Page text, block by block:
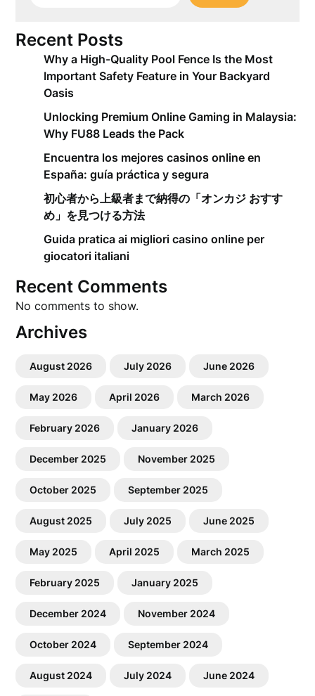
Recent Posts
Why a High-Quality Pool Fence Is the Most
Important Safety Feature in Your Backyard
Oasis
Unlocking Premium Online Gaming in Malaysia:
Why FU88 Leads the Pack
Encuentra los mejores casinos online en
España: guía práctica y segura
初心者から上級者まで納得の「オンカジ おすす
め」を見つける方法
Guida pratica ai migliori casino online per
giocatori italiani
Recent Comments
No comments to show.
Archives
August 2026 July 2026 June 2026
May 2026 April 2026 March 2026
February 2026 January 2026
December 2025 November 2025
October 2025 September 2025
August 2025 July 2025 June 2025
May 2025 April 2025 March 2025
February 2025 January 2025
December 2024 November 2024
October 2024 September 2024
August 2024 July 2024 June 2024